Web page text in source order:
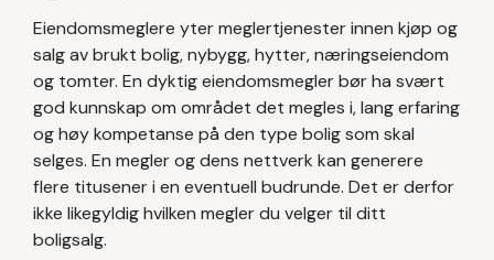
Eiendomsmeglere yter meglertjenester innen kjøp og
salg av brukt bolig, nybygg, hytter, næringseiendom
og tomter. En dyktig eiendomsmegler bør ha svært
god kunnskap om området det megles i, lang erfaring
og høy kompetanse på den type bolig som skal
selges. En megler og dens nettverk kan generere
flere titusener i en eventuell budrunde. Det er derfor
ikke likegyldig hvilken megler du velger til ditt
boligsalg.